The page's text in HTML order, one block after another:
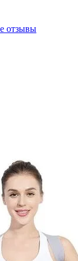
отзывы